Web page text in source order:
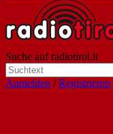
Suche auf radiotirol.it
Anmelden /Registrieren